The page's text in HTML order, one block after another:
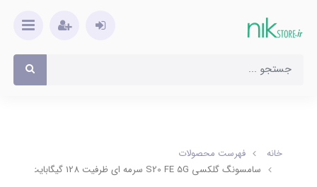
خانه
فهرست محصولات
سامسونگ گلکسی S20 FE 5G سرمه ای ظرفیت 128 گیگابایت کارکرده